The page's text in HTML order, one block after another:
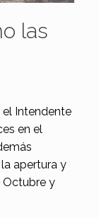
las
el Intendente
en el
apertura y
Octubre y